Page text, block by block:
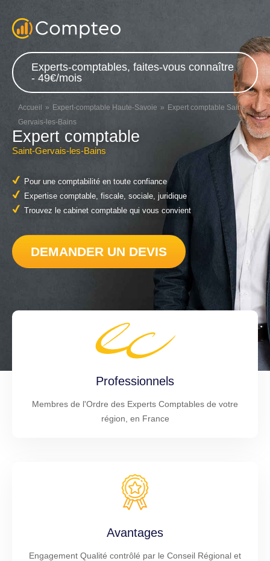
Experts-comptables, faites-vous connaître
- 49€/mois
Accueil Expert-comptable Haute-Savoie
Expert comptable Saint-
Gervais-les-Bains
Expert comptable
Saint-Gervais-les-Bains
Pour une comptabilité en toute confiance
Expertise comptable, fiscale, sociale, juridique
Trouvez le cabinet comptable qui vous convient
DEMANDER UN DEVIS
Professionnels
Membres de l'Ordre des Experts Comptables de votre
région, en France
Avantages
Engagement Qualité contrôlé par le Conseil Régional et